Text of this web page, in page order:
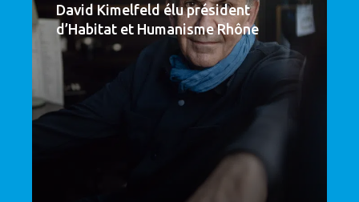
David Kimelfeld élu président
d’Habitat et Humanisme Rhône